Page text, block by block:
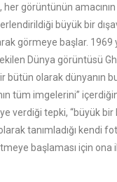
her görüntünün
büyük bir
görmeye başlar. 1969
Dünya görüntüsü
bütün olarak dünyanın
tüm imgelerini”
verdiği tepki, “büyük bir
tanımladığı kendi
başlaması için ona